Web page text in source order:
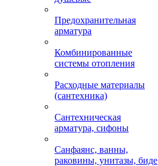
Предохранительная
арматура
Комбинированные
системы отопления
Расходные материалы
(сантехника)
Сантехническая
арматура, сифоны
Санфаянс, ванны,
раковины, унитазы, биде